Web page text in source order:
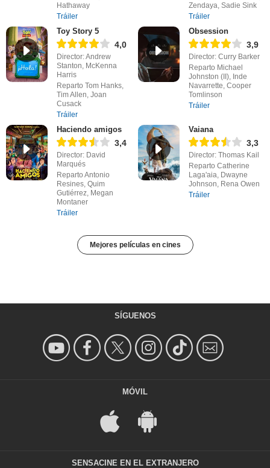
Hathaway
Tráiler
Zendaya, Sadie Sink
Tráiler
Toy Story 5
4,0
Director: Andrew
Stanton, McKenna
Harris
Reparto Tom Hanks,
Tim Allen, Joan
Cusack
Tráiler
Obsession
3,9
Director: Curry Barker
Reparto Michael
Johnston (II), Inde
Navarrette, Cooper
Tomlinson
Tráiler
Haciendo amigos
3,4
Director: David
Marqués
Reparto Antonio
Resines, Quim
Gutiérrez, Megan
Montaner
Tráiler
Vaiana
3,3
Director: Thomas Kail
Reparto Catherine
Laga'aia, Dwayne
Johnson, Rena Owen
Tráiler
Mejores películas en cines
SÍGUENOS
MÓVIL
SENSACINE EN EL EXTRANJERO